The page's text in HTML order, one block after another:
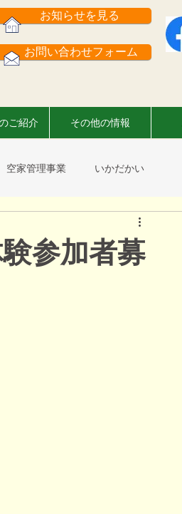
お知らせを見る
お問い合わせフォーム
ご紹介 その他の情報
空家管理事業 いかだかい
会員さんのお仕事情報
参加者募